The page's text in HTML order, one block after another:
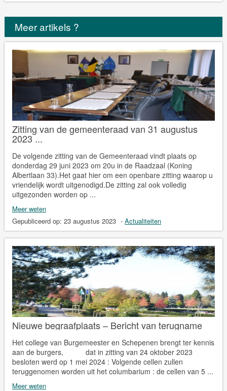
Meer artikels ?
Zitting van de gemeenteraad van 31 augustus
2023 ...
De volgende zitting van de Gemeenteraad vindt plaats op
donderdag 29 juni 2023 om 20u in de Raadzaal (Koning
Albertlaan 33).Het gaat hier om een openbare zitting waarop u
vriendelijk wordt uitgenodigd.De zitting zal ook volledig
uitgezonden worden op ...
Meer weten
Gepubliceerd op: 23 augustus 2023 - Actualiteiten
Nieuwe begraafplaats – Bericht van terugname
Het college van Burgemeester en Schepenen brengt ter kennis
aan de burgers, dat in zitting van 24 oktober 2023
besloten werd op 1 mei 2024 : Volgende cellen zullen
teruggenomen worden uit het columbarium : de cellen van 5 ...
Meer weten